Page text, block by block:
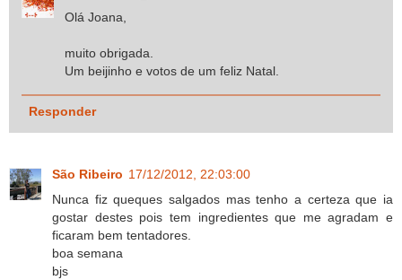
Olá Joana,
muito obrigada.
Um beijinho e votos de um feliz Natal.
Responder
São Ribeiro 17/12/2012, 22:03:00
Nunca fiz queques salgados mas tenho a certeza que ia
gostar destes pois tem ingredientes que me agradam e
ficaram bem tentadores.
boa semana
bjs